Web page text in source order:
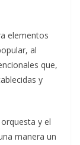
elementos
al
que,
y
y el
manera un